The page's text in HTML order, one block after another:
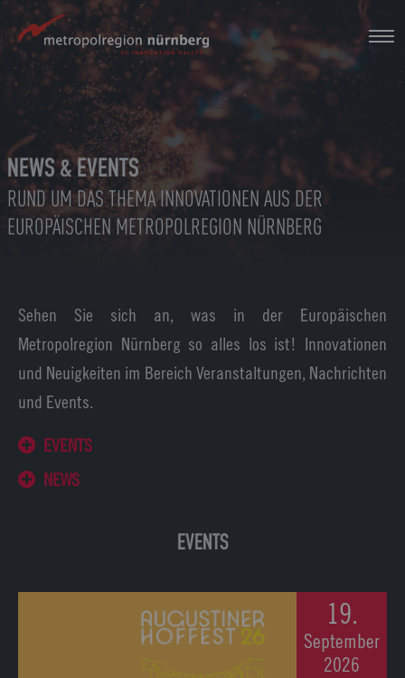
Zum
Hauptinhalt
springen
NEWS & EVENTS
RUND UM DAS THEMA INNOVATIONEN AUS DER
EUROPÄISCHEN METROPOLREGION NÜRNBERG
Sehen Sie sich an, was in der Europäischen
Metropolregion Nürnberg so alles los ist! Innovationen
und Neuigkeiten im Bereich Veranstaltungen, Nachrichten
und Events.
EVENTS
NEWS
EVENTS
19.
September
2026